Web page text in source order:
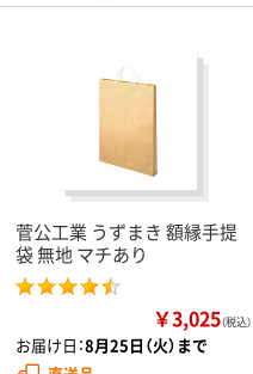
菅公工業 うずまき 額縁手提
袋 無地 マチあり
￥3,025（税込）
お届け日：8月25日（火）まで